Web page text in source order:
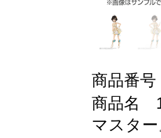
商品番
商品名
マスタ